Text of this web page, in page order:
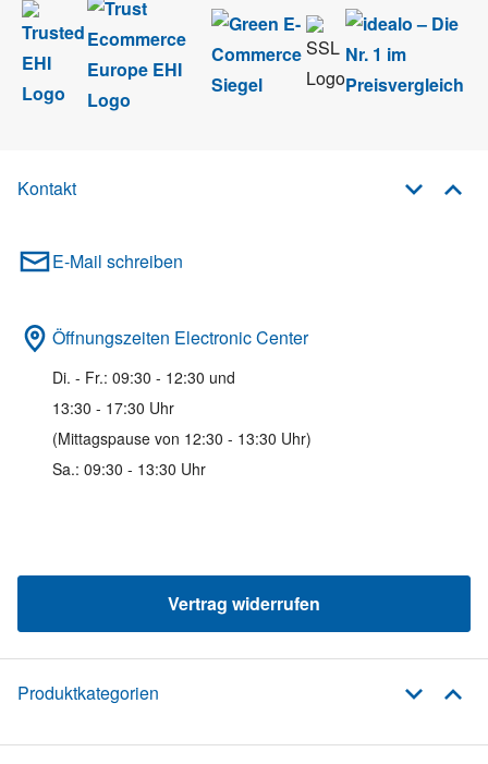
Kontakt
E-Mail schreiben
Öffnungszeiten Electronic Center
Di. - Fr.: 09:30 - 12:30 und
13:30 - 17:30 Uhr
(Mittagspause von 12:30 - 13:30 Uhr)
Sa.: 09:30 - 13:30 Uhr
Vertrag widerrufen
Produktkategorien